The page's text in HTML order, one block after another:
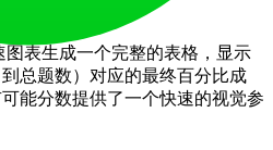
图表生成一个完整的表格，显示
总题数）对应的最终百分比成
能分数提供了一个快速的视觉参